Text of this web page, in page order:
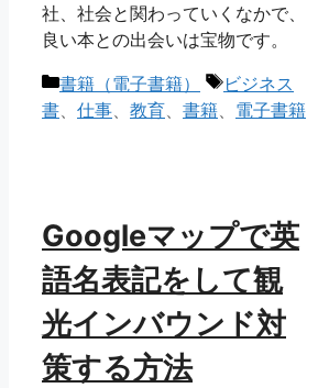
社、社会と関わっていくなかで、
良い本との出会いは宝物です。
カ
テ
書籍（電子書籍）
タ
グ
ビジネス
書、 仕事、 教育、 書籍、 電子書籍
Googleマップで英
語名表記をして観
光インバウンド対
策する方法